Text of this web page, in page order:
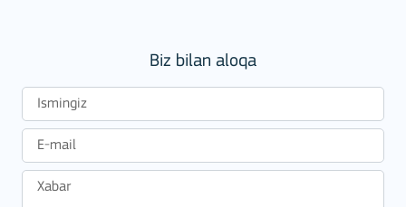
Biz bilan aloqa